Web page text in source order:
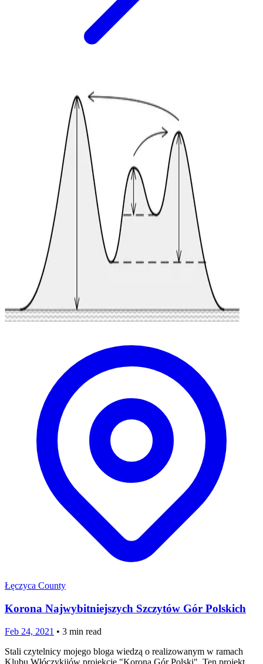
Łęczyca County
Korona Najwybitniejszych Szczytów Gór Polskich
Feb 24, 2021 • 3 min read
Stali czytelnicy mojego bloga wiedzą o realizowanym w ramach
Klubu Włóczykijów projekcie "Korona Gór Polski". Ten projekt